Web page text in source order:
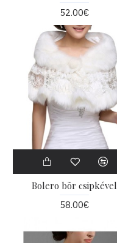
52.00€
Bolero bõr csipkével
58.00€